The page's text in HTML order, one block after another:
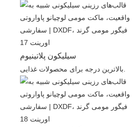
سیلیکون پلاتینیوم